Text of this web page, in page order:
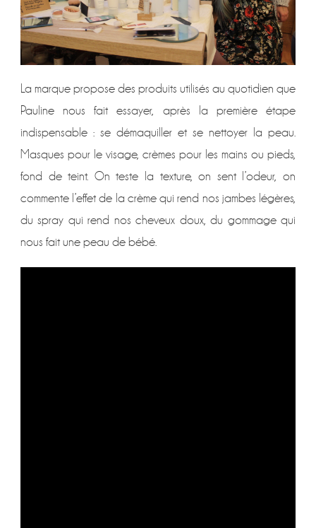
La marque propose des produits utilisés au quotidien que
Pauline nous fait essayer, après la première étape
indispensable : se démaquiller et se nettoyer la peau.
Masques pour le visage, crèmes pour les mains ou pieds,
fond de teint. On teste la texture, on sent l’odeur, on
commente l’effet de la crème qui rend nos jambes légères,
du spray qui rend nos cheveux doux, du gommage qui
nous fait une peau de bébé.